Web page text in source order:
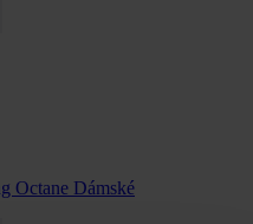
Octane Dámské